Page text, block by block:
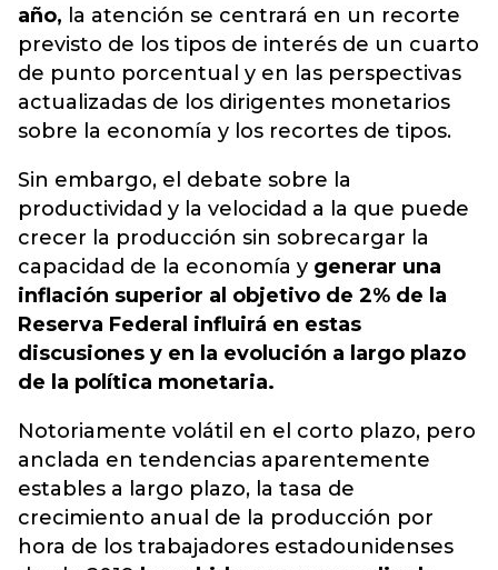
año, la atención se centrará en un recorte
previsto de los tipos de interés de un cuarto
de punto porcentual y en las perspectivas
actualizadas de los dirigentes monetarios
sobre la economía y los recortes de tipos.
Sin embargo, el debate sobre la
productividad y la velocidad a la que puede
crecer la producción sin sobrecargar la
capacidad de la economía y generar una
inflación superior al objetivo de 2% de la
Reserva Federal influirá en estas
discusiones y en la evolución a largo plazo
de la política monetaria.
Notoriamente volátil en el corto plazo, pero
anclada en tendencias aparentemente
estables a largo plazo, la tasa de
crecimiento anual de la producción por
hora de los trabajadores estadounidenses